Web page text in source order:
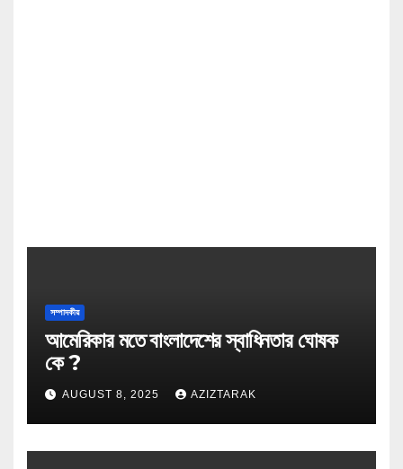
সম্পাদকীয়
আমেরিকার মতে বাংলাদেশের স্বাধিনতার ঘোষক
কে ?
AUGUST 8, 2025 AZIZTARAK